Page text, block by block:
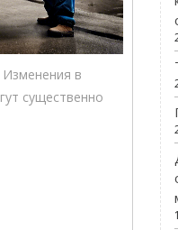
в
существенно